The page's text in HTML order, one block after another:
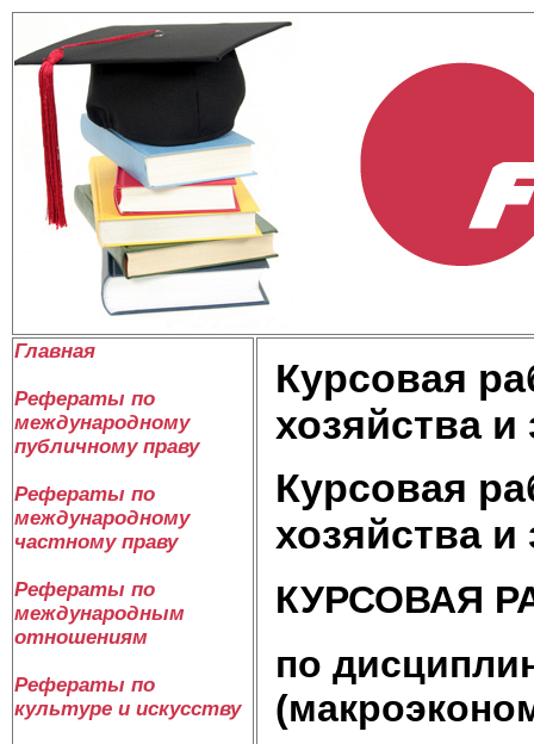
Главная
Рефераты по
международному
публичному праву
Рефераты по
международному
частному праву
Рефераты по
международным
отношениям
Рефераты по
культуре и искусству
Курсовая
хозяйства и
Курсовая
хозяйства и
КУРСОВАЯ
по